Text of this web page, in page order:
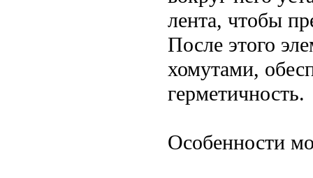
лента, чтобы
После этого
хомутами,
герметичность.
Особенности